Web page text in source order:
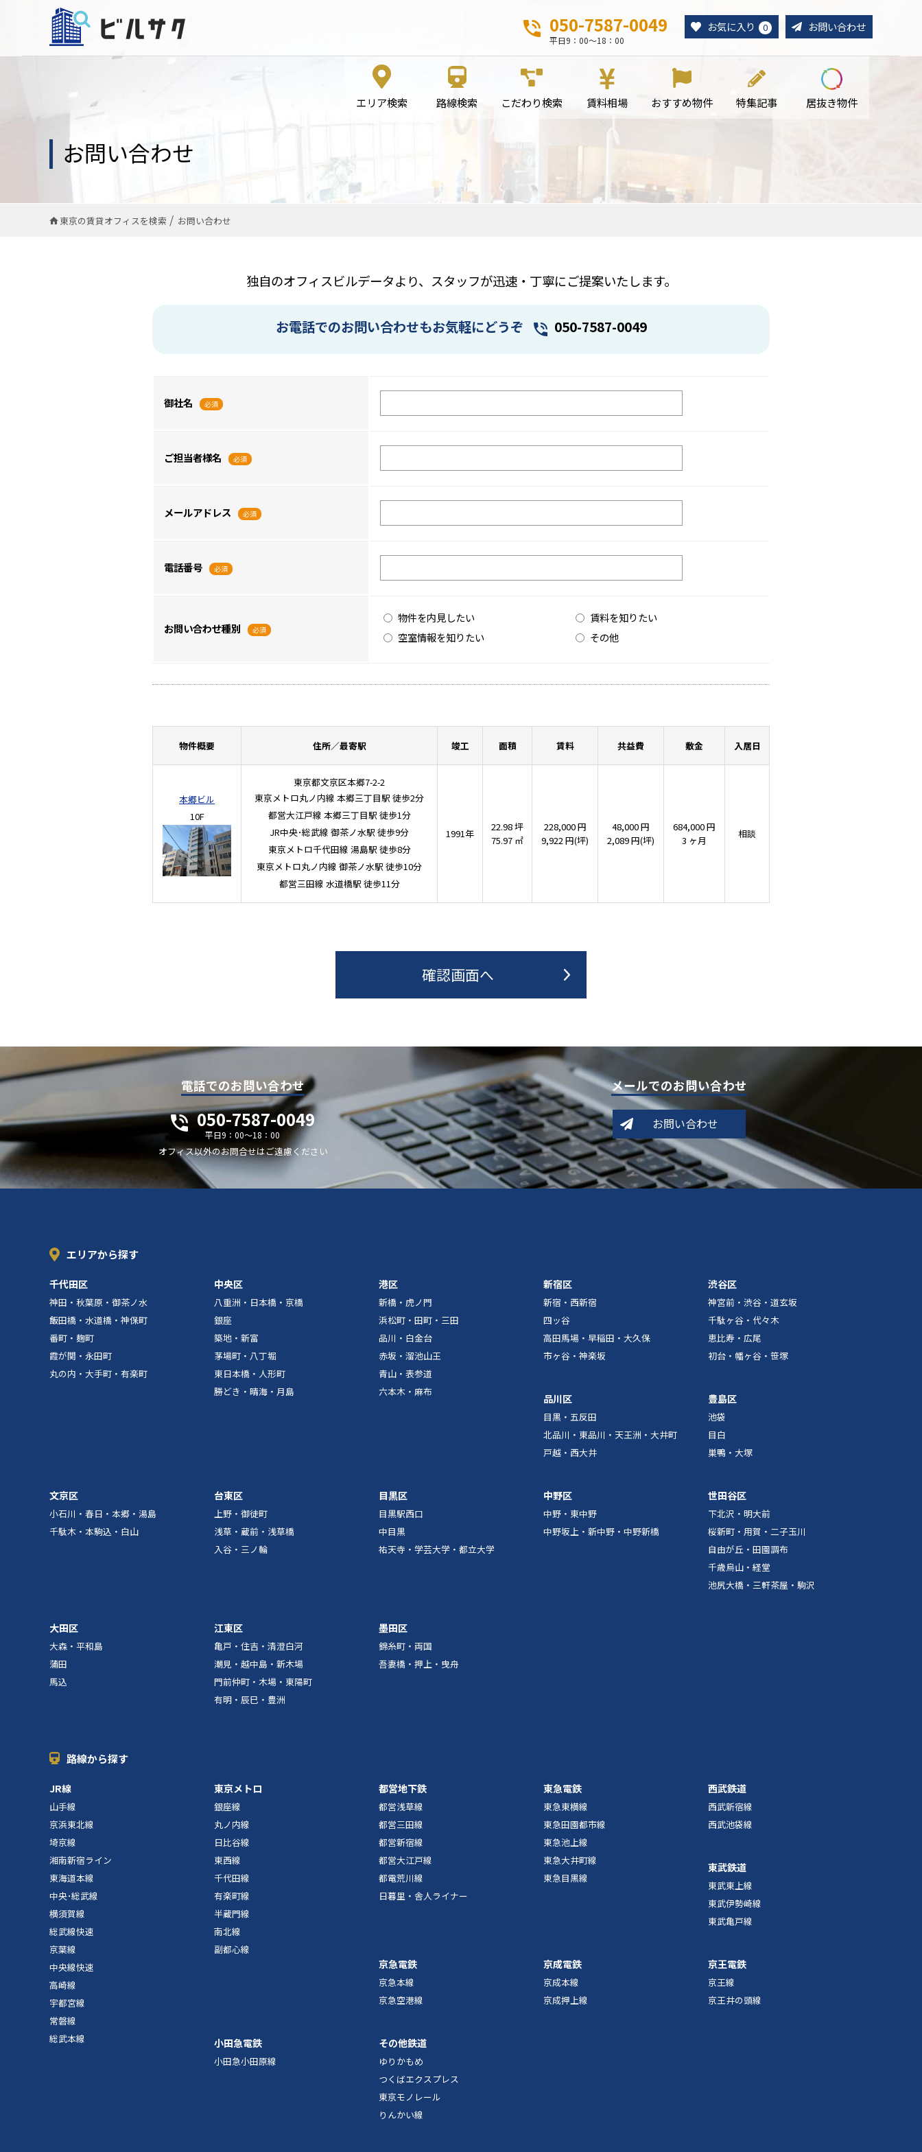
050-7587-0049
平日9：00～18：00
お気に入り 0 お問い合わせ
エリア検索 路線検索 こだわり検索 賃料相場 おすすめ物件 特集記事 居抜き物件
お問い合わせ
東京の賃貸オフィスを検索 お問い合わせ
独自のオフィスビルデータより、スタッフが迅速・丁寧にご提案いたします。
お電話でのお問い合わせもお気軽にどうぞ 050-7587-0049
御社名 必須
ご担当者様名 必須
メールアドレス 必須
電話番号 必須
お問い合わせ種別 必須
物件を内見したい
賃料を知りたい
空室情報を知りたい
その他
物件概要 住所／最寄駅 竣工 面積 賃料 共益費 敷金 入居日
本郷ビル
10F
東京都文京区本郷7-2-2
東京メトロ丸ノ内線 本郷三丁目駅 徒歩2分
都営大江戸線 本郷三丁目駅 徒歩1分
JR中央･総武線 御茶ノ水駅 徒歩9分
東京メトロ千代田線 湯島駅 徒歩8分
東京メトロ丸ノ内線 御茶ノ水駅 徒歩10分
都営三田線 水道橋駅 徒歩11分
1991年
22.98 坪
75.97 ㎡
228,000 円
9,922 円(坪)
48,000 円
2,089 円(坪)
684,000 円
3 ヶ月
相談
電話でのお問い合わせ
050-7587-0049
平日9：00～18：00
オフィス以外のお問合せはご遠慮ください
メールでのお問い合わせ
お問い合わせ
エリアから探す
千代田区
神田・秋葉原・御茶ノ水
飯田橋・水道橋・神保町
番町・麹町
霞が関・永田町
丸の内・大手町・有楽町
中央区
八重洲・日本橋・京橋
銀座
築地・新富
茅場町・八丁堀
東日本橋・人形町
勝どき・晴海・月島
港区
新橋・虎ノ門
浜松町・田町・三田
品川・白金台
赤坂・溜池山王
青山・表参道
六本木・麻布
新宿区
新宿・西新宿
四ッ谷
高田馬場・早稲田・大久保
市ヶ谷・神楽坂
渋谷区
神宮前・渋谷・道玄坂
千駄ヶ谷・代々木
恵比寿・広尾
初台・幡ヶ谷・笹塚
品川区
目黒・五反田
北品川・東品川・天王洲・大井町
戸越・西大井
豊島区
池袋
目白
巣鴨・大塚
文京区
小石川・春日・本郷・湯島
千駄木・本駒込・白山
台東区
上野・御徒町
浅草・蔵前・浅草橋
入谷・三ノ輪
目黒区
目黒駅西口
中目黒
祐天寺・学芸大学・都立大学
中野区
中野・東中野
中野坂上・新中野・中野新橋
世田谷区
下北沢・明大前
桜新町・用賀・二子玉川
自由が丘・田園調布
千歳烏山・経堂
池尻大橋・三軒茶屋・駒沢
大田区
大森・平和島
蒲田
馬込
江東区
亀戸・住吉・清澄白河
潮見・越中島・新木場
門前仲町・木場・東陽町
有明・辰巳・豊洲
墨田区
錦糸町・両国
吾妻橋・押上・曳舟
路線から探す
JR線
山手線
京浜東北線
埼京線
湘南新宿ライン
東海道本線
中央･総武線
横須賀線
総武線快速
京葉線
中央線快速
高崎線
宇都宮線
常磐線
総武本線
東京メトロ
銀座線
丸ノ内線
日比谷線
東西線
千代田線
有楽町線
半蔵門線
南北線
副都心線
都営地下鉄
都営浅草線
都営三田線
都営新宿線
都営大江戸線
都電荒川線
日暮里・舎人ライナー
東急電鉄
東急東横線
東急田園都市線
東急池上線
東急大井町線
東急目黒線
西武鉄道
西武新宿線
西武池袋線
東武鉄道
東武東上線
東武伊勢崎線
東武亀戸線
京急電鉄
京急本線
京急空港線
京成電鉄
京成本線
京成押上線
京王電鉄
京王線
京王井の頭線
小田急電鉄
小田急小田原線
その他鉄道
ゆりかもめ
つくばエクスプレス
東京モノレール
りんかい線